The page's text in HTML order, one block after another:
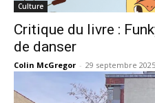
Culture
Critique du livre :
de danser
Colin McGregor - 29 septembre 2025